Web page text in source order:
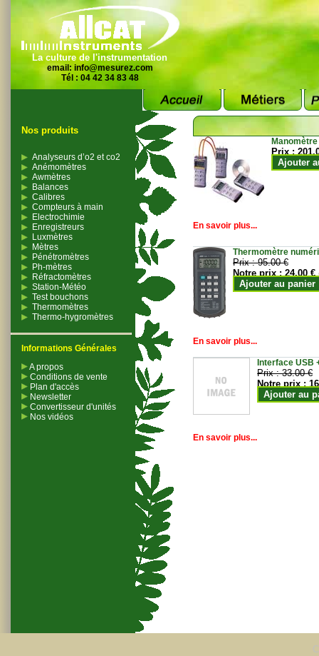
La culture de l'instrumentation
email: info@mesurez.com
Tél : 04 42 34 83 48
Nos produits
Analyseurs d’o2 et co2
Anémomètres
Awmètres
Balances
Calibres
Compteurs à main
Electrochimie
Enregistreurs
Luxmètres
Mètres
Pénétromètres
Ph-mètres
Réfractomètres
Station-Météo
Test bouchons
Thermomètres
Thermo-hygromètres
Informations Générales
A propos
Conditions de vente
Plan d'accès
Newsletter
Convertisseur d'unités
Nos vidéos
Prix :
Ajouter
En savoir plus...
Thermomètre
Prix :95.00 €
Notre prix :24.00 €
Ajouter au panier
En savoir plus...
Interface USB
Prix :33.00 €
Notre prix :
Ajouter au
En savoir plus...